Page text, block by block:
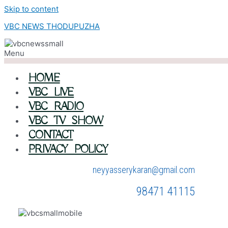
Skip to content
VBC NEWS THODUPUZHA
Menu
HOME
VBC LIVE
VBC RADIO
VBC TV SHOW
CONTACT
PRIVACY POLICY
neyyasserykaran@gmail.com
98471 41115